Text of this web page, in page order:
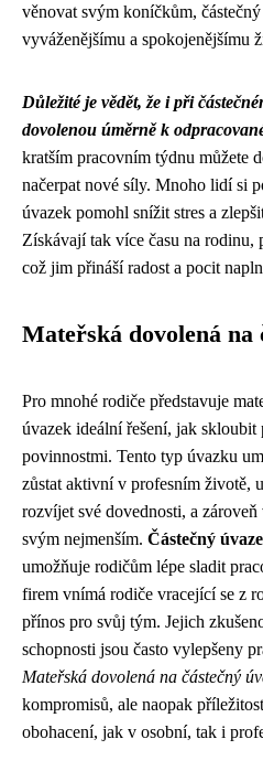
věnovat svým koníčkům,
vyváženějšímu a spokojenějšímu
Důležité je vědět, že i při
dovolenou úměrně k
kratším pracovním týdnu můžete
načerpat nové síly. Mnoho lidí si
úvazek pomohl snížit stres a
Získávají tak více času na rodinu,
což jim přináší radost a pocit
Mateřská dovolená na
Pro mnohé rodiče představuje
úvazek ideální řešení, jak skloubit
povinnostmi. Tento typ úvazku
zůstat aktivní v profesním životě,
rozvíjet své dovednosti, a zároveň
svým nejmenším. Částečný
umožňuje rodičům lépe sladit
firem vnímá rodiče vracející se z
přínos pro svůj tým. Jejich
schopnosti jsou často vylepšeny
Mateřská dovolená na částečný
kompromisů, ale naopak
obohacení, jak v osobní, tak i